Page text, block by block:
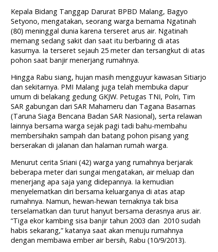
Kepala Bidang Tanggap Darurat BPBD Malang, Bagyo
Setyono, mengatakan, seorang warga bernama Ngatinah
(80) meninggal dunia karena terseret arus air. Ngatinah
memang sedang sakit dan saat itu berbaring di atas
kasurnya. Ia terseret sejauh 25 meter dan tersangkut di atas
pohon saat banjir menerjang rumahnya.
Hingga Rabu siang, hujan masih mengguyur kawasan Sitiarjo
dan sekitarnya. PMI Malang juga telah membuka dapur
umum di belakang gedung GKJW. Petugas TNI, Polri, Tim
SAR gabungan dari SAR Mahameru dan Tagana Basarnas
(Taruna Siaga Bencana Badan SAR Nasional), serta relawan
lainnya bersama warga sejak pagi tadi bahu-membahu
membersihakn sampah dan batang pohon pisang yang
berserakan di jalanan dan halaman rumah warga.
Menurut cerita Sriani (42) warga yang rumahnya berjarak
beberapa meter dari sungai mengatakan, air meluap dan
menerjang apa saja yang didepannya. Ia kemudian
menyelematkan diri bersama keluarganya di atas atap
rumahnya. Namun, hewan-hewan ternaknya tak bisa
terselamatkan dan turut hanyut bersama derasnya arus air.
“Tiga ekor kambing sisa banjir tahun 2003 dan 2010 sudah
habis sekarang,” katanya saat akan menuju rumahnya
dengan membawa ember air bersih, Rabu (10/9/2013).